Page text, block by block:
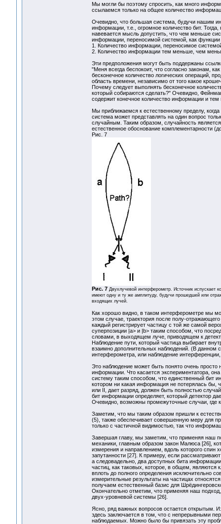
Мы могли бы поэтому спросить, как много
ссылаемся только на общее количество
Очевидно, что большая система, будучи нашим
информации, т.е., огромное количество бит.
навевается мысль допустить, что чем меньше
информации, переносимой системой, как
1. Количество информации, переносимое
2. Количество информации тем меньше, чем
Эти предположения могут быть поддержаны
"Меня всегда беспокоит, что согласно законам,
бесконечное количество логических операций,
область времени, независимо от того какое
Почему следует выполнять бесконечное
который собираются сделать?" Очевидно,
содержит конечное количество информации и
Мы приближаемся к естественному пределу,
система может представлять на один вопрос
случайным. Таким образом, случайность
естественное обоснование комплементарности
Рис. 7
Рис. 7 Двухлучевой интерферометр. Источник испускает
имеют одну и ту же амплитуду, будучи прошедшей или
входящих лучей.
Как хорошо видно, в таком интерферометре мы
этом случае, траектория после полу-
каждый регистрирует частицу с той же самой
суперпозиции |a> и |b> таким способом, что
словами, в выходящем луче, приводящем к
Наблюдение пути, который частица выбирает
взаимно дополнительных наблюдений. (В данном
интерферометра, или наблюдение
Это наблюдение может быть понято очень
информации. Что касается экспериментатора,
систему таким способом, что единственный бит
котором ни какая информация не потерялась бы,
или II, дает разряд, должен быть полностью
бит информации определяет, который детектор
Очевидно, возможны промежуточные случаи, где
Заметим, что мы таким образом пришли к
(5), также обеспечивает совершенную меру для
только с частичной видимостью, так что
Завершая главу, мы заметим, что применяя наш
механики, главным образом закон Малюса [26],
измерения и направлением, вдоль которого
запутанности [27]. К примеру, если
а следовадельно, два доступных бита
частиц, как таковых, которое, в общем, являются
вплоть до полного определения исключительно
измерительные результаты на частицах
получаем естественный базис для
Окончательно отметим, что применяя наш
двух-уровневой системы [26].
Ясно, ряд важных вопросов остается открытым.
здесь заключается в том, что с непрерывными
наблюдаемых. Можно было бы привязать эту